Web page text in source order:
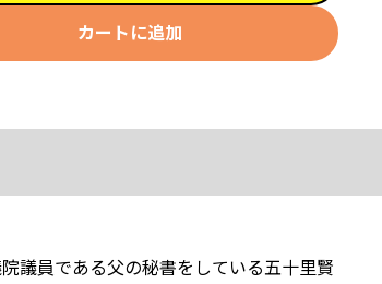
カートに追加
議員である父の秘書をしている五十里賢